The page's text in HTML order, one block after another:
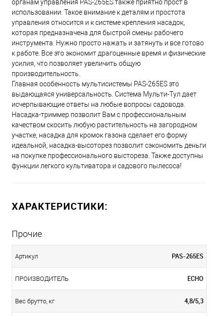
органам управления PAS-265ES также приятно прост в
использовании. Такое внимание к деталям и простота
управления относится и к системе крепления насадок,
которая предназначена для быстрой смены рабочего
инструмента. Нужно просто нажать и затянуть и все готово
к работе. Все это экономит драгоценные время и физические
усилия, что позволяет увеличить общую
производительность.
Главная особенность мультисистемы PAS-265ES это
выдающаяся универсальность. Система Мульти-Тул дает
исчерпывающие ответы на любые вопросы садовода.
Насадка-триммер позволит Вам с профессиональным
качеством скосить любую растительность на загородном
участке, насадка для кромок газона сделает его форму
идеальной, насадка-высоторез позволит сэкономить деньги
на покупке профессионального выстореза. Также доступны
функции легкого культиватора и садового пылесоса!
ХАРАКТЕРИСТИКИ:
Прочие
Артикул PAS-265ES
ПРОИЗВОДИТЕЛЬ ECHO
Вес брутто, кг 4,8/5,3